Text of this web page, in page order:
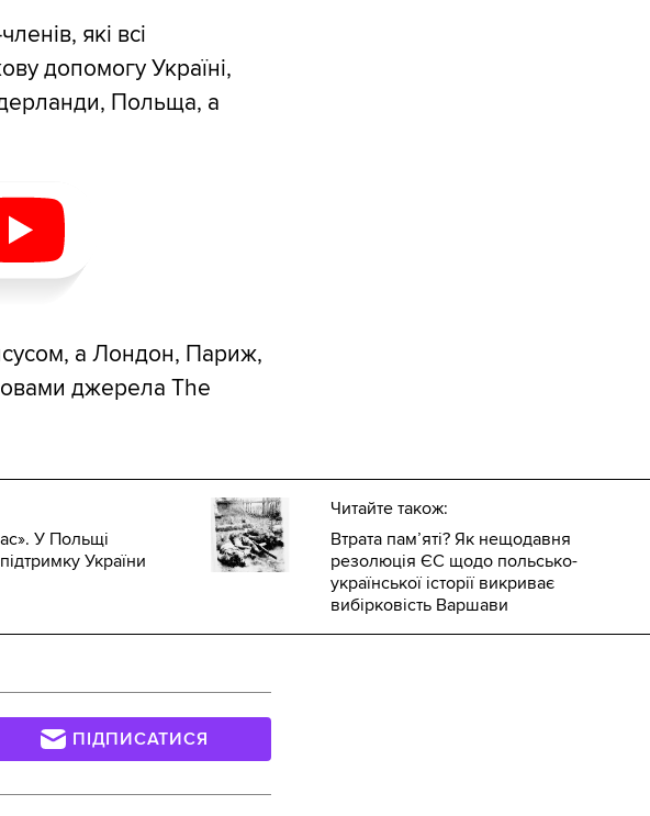
які всі
допомогу Україні,
Польща, а
а Лондон, Париж,
джерела The
У Польщі
України
Читайте також:
Втрата пам’яті? Як нещодавня
резолюція ЄС щодо польсько-
української історії викриває
вибірковість Варшави
ПІДПИСАТИСЯ